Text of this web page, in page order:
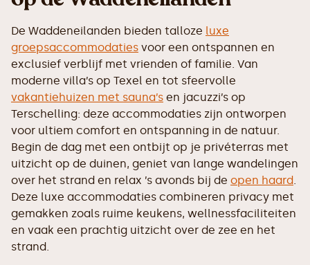
De Waddeneilanden bieden talloze luxe
groepsaccommodaties voor een ontspannen en
exclusief verblijf met vrienden of familie. Van
moderne villa’s op Texel en tot sfeervolle
vakantiehuizen met sauna’s en jacuzzi’s op
Terschelling: deze accommodaties zijn ontworpen
voor ultiem comfort en ontspanning in de natuur.
Begin de dag met een ontbijt op je privéterras met
uitzicht op de duinen, geniet van lange wandelingen
over het strand en relax ’s avonds bij de open haard.
Deze luxe accommodaties combineren privacy met
gemakken zoals ruime keukens, wellnessfaciliteiten
en vaak een prachtig uitzicht over de zee en het
strand.